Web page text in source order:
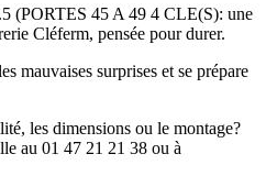
(PORTES 45 A 49 4 CLE(S): une
Cléferm, pensée pour durer.
mauvaises surprises et se prépare
les dimensions ou le montage?
au 01 47 21 21 38 ou à